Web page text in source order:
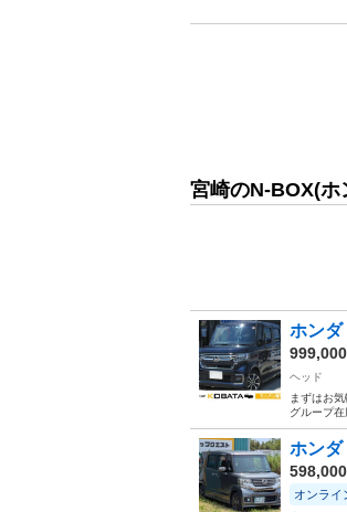
宮崎のN-BOX(ホ
ホン
ヘッド
まずはお
グループ在
ホン
オンライ